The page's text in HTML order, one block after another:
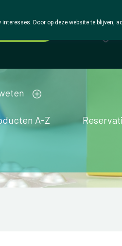
A-Z
Door op deze website te blijven,